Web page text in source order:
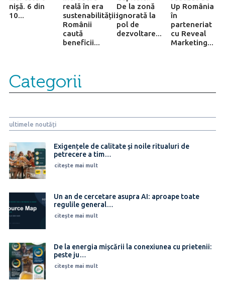
nișă. 6 din
10...
reală în era
sustenabilității:
Românii
caută
beneficii...
De la zonă
ignorată la
pol de
dezvoltare...
Up România
în
parteneriat
cu Reveal
Marketing...
Categorii
ultimele noutăți
Exigențele de calitate și noile ritualuri de
petrecere a tim…
citește mai mult
Un an de cercetare asupra AI: aproape toate
regulile general…
citește mai mult
De la energia mișcării la conexiunea cu prietenii:
peste ju…
citește mai mult